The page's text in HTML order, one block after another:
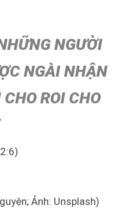
NGƯỜI
NGÀI NHẬN
ROI CHO
Ảnh: Unsplash)